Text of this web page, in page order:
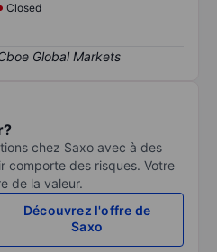
Closed
chez Saxo avec à des
comporte des risques. Votre
de la valeur.
Découvrez l'offre de
Saxo